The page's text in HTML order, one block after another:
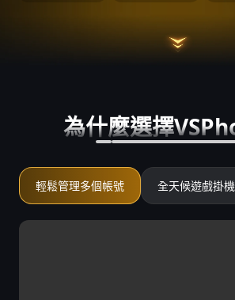
為什麼選擇
輕鬆管理多個帳號 全天候遊戲掛機